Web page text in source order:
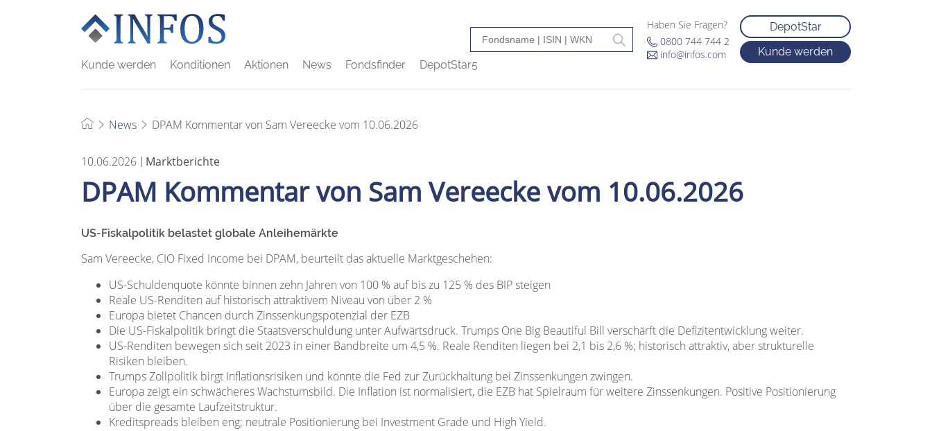
Kunde werden Konditionen Aktionen News Fondsfinder DepotStar5
Haben Sie Fragen?
0800 744 744 2
info@infos.com
DepotStar
Kunde werden
News DPAM Kommentar von Sam Vereecke vom 10.06.2026
10.06.2026 Marktberichte
DPAM Kommentar von Sam Vereecke vom 10.06.2026
US-Fiskalpolitik belastet globale Anleihemärkte
Sam Vereecke, CIO Fixed Income bei DPAM, beurteilt das aktuelle Marktgeschehen:
US-Schuldenquote könnte binnen zehn Jahren von 100 % auf bis zu 125 % des BIP steigen
Reale US-Renditen auf historisch attraktivem Niveau von über 2 %
Europa bietet Chancen durch Zinssenkungspotenzial der EZB
Die US-Fiskalpolitik bringt die Staatsverschuldung unter Aufwärtsdruck. Trumps One Big Beautiful Bill verschärft die Defizitentwicklung weiter.
US-Renditen bewegen sich seit 2023 in einer Bandbreite um 4,5 %. Reale Renditen liegen bei 2,1 bis 2,6 %; historisch attraktiv, aber strukturelle
Risiken bleiben.
Trumps Zollpolitik birgt Inflationsrisiken und könnte die Fed zur Zurückhaltung bei Zinssenkungen zwingen.
Europa zeigt ein schwächeres Wachstumsbild. Die Inflation ist normalisiert, die EZB hat Spielraum für weitere Zinssenkungen. Positive Positionierung
über die gesamte Laufzeitstruktur.
Kreditspreads bleiben eng; neutrale Positionierung bei Investment Grade und High Yield.